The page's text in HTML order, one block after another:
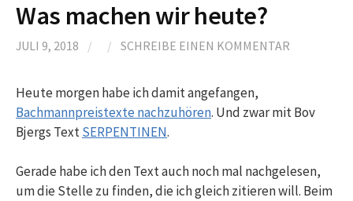
Was machen wir heute?
JULI 9, 2018 / / SCHREIBE EINEN KOMMENTAR
Heute morgen habe ich damit angefangen,
Bachmannpreistexte nachzuhören. Und zwar mit Bov
Bjergs TextSERPENTINEN.
Gerade habe ich den Text auch noch mal nachgelesen,
um die Stelle zu finden, die ich gleich zitieren will. Beim